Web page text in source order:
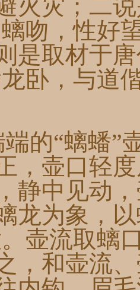
火灾；二
吻，性好
是取材于
卧，与道
的“螭蟠”
，壶口轻
静中见动
龙为象，
壶流取螭
，和壶流